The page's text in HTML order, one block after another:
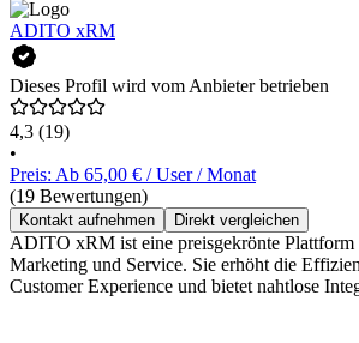
ADITO xRM
Dieses Profil wird vom Anbieter betrieben
4,3 (19)
•
Preis: Ab 65,00 € / User / Monat
(19 Bewertungen)
Kontakt aufnehmen Direkt vergleichen
ADITO xRM ist eine preisgekrönte Plattform
Marketing und Service. Sie erhöht die
Customer Experience und bietet nahtlose